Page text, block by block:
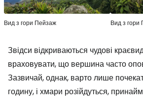
Вид з гори Пейзаж Вид з гори
Звідси відкриваються чудові
враховувати, що вершина часто
Зазвичай, однак, варто лише
годину, і хмари розійдуться,